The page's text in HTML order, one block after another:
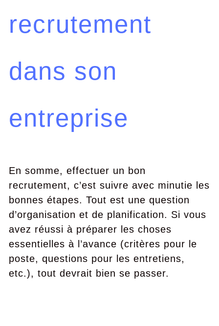
recrutement
dans son
entreprise
En somme, effectuer un bon
recrutement, c’est suivre avec minutie les
bonnes étapes. Tout est une question
d’organisation et de planification. Si vous
avez réussi à préparer les choses
essentielles à l’avance (critères pour le
poste, questions pour les entretiens,
etc.), tout devrait bien se passer.